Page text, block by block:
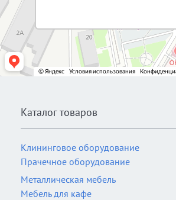
Каталог товаров
Клининговое оборудование
Прачечное оборудование
Металлическая мебель
Мебель для кафе